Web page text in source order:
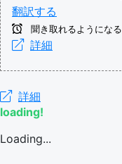
翻訳する
聞き取れるようになる
詳細
詳細
loading!
Loading...